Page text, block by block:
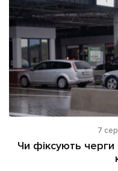
7
Чи фіксують черги